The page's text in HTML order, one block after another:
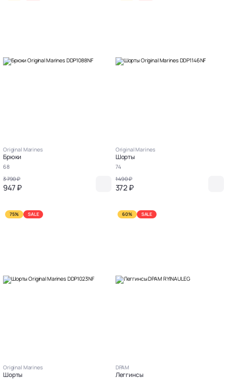
Original Marines
Брюки
68
3 790 ₽
947 ₽
Original Marines
Шорты
74
1 490 ₽
372 ₽
75% SALE
Original Marines
Шорты
60% SALE
DPAM
Леггинсы